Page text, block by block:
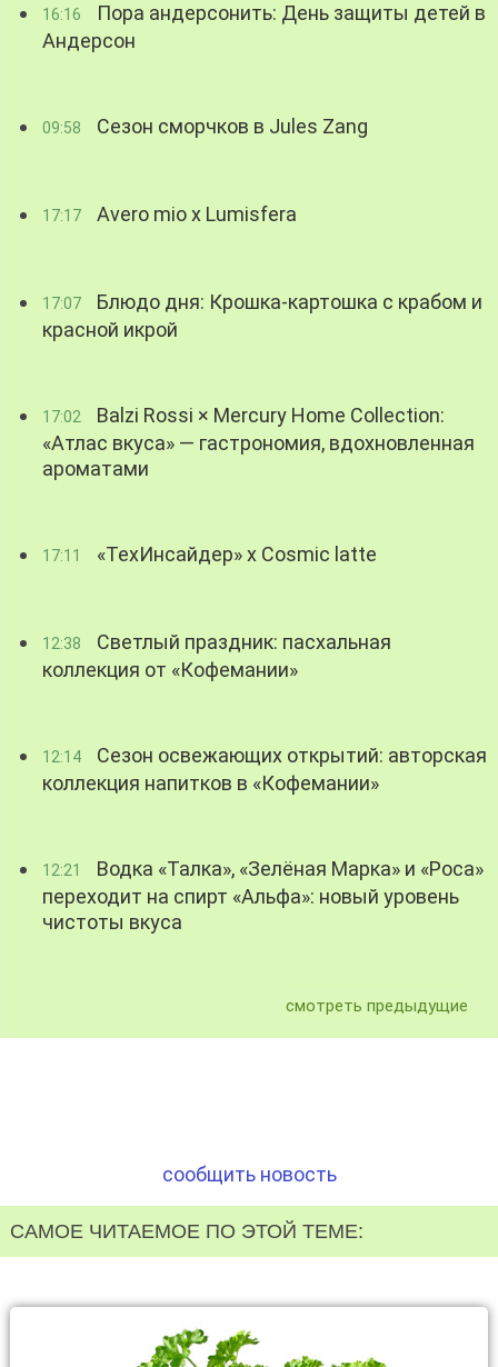
16:16
Пора андерсонить: День защиты детей в
Андерсон
09:58 Сезон сморчков в Jules Zang
17:17 Avero mio x Lumisfera
17:07
Блюдо дня: Крошка-картошка с крабом и
красной икрой
17:02
Balzi Rossi × Mercury Home Collection:
«Атлас вкуса» — гастрономия, вдохновленная
ароматами
17:11 «ТехИнсайдер» х Cosmic latte
12:38
Светлый праздник: пасхальная
коллекция от «Кофемании»
12:14
Сезон освежающих открытий: авторская
коллекция напитков в «Кофемании»
12:21
Водка «Талка», «Зелёная Марка» и «Роса»
переходит на спирт «Альфа»: новый уровень
чистоты вкуса
смотреть предыдущие
сообщить новость
САМОЕ ЧИТАЕМОЕ ПО ЭТОЙ ТЕМЕ: